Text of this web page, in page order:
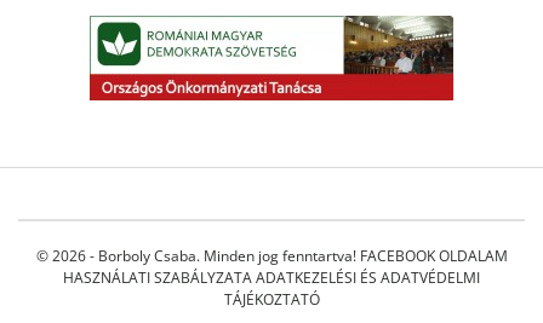
© 2026 - Borboly Csaba. Minden jog fenntartva! FACEBOOK OLDALAM
HASZNÁLATI SZABÁLYZATAADATKEZELÉSI ÉS ADATVÉDELMI
TÁJÉKOZTATÓ